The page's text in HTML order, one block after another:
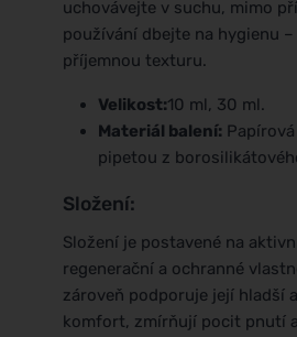
uchovávejte v suchu, mimo
používání dbejte na hygienu
příjemnou texturu.
Velikost:10 ml, 30 ml.
Materiál balení:
pipetou z
Složení:
Složení je postavené na
regenerační a ochranné
zároveň podporuje její hladší
komfort, zmírňují pocit pnutí